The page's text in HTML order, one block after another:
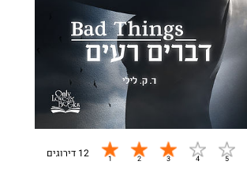
12 דירוגים